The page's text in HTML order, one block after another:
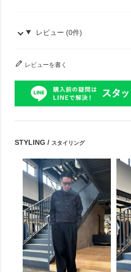
レビュー (0件)
レビューを書く
STYLING / スタイリング